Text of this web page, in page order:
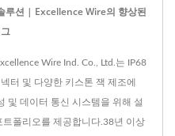
루션 | Excellence Wire의 향상된
Wire Ind. Co., Ltd.는 IP68
터 및 다양한 키스톤 잭 제조에
및 데이터 통신 시스템을 위해 설
폴리오를 제공합니다.38년 이상